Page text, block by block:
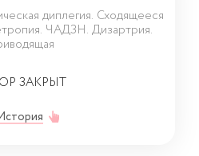
диплегия. Сходящееся
ЧАДЗН. Дизартрия.
ЗАКРЫТ